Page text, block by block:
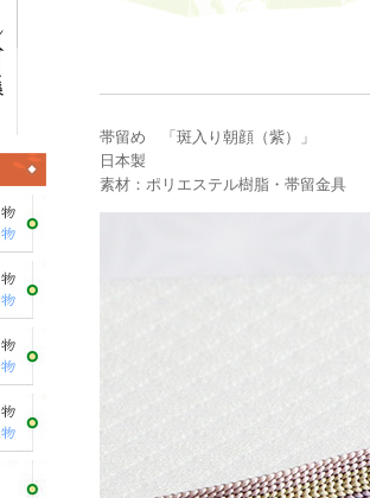
帯留め 「斑入り朝顔（紫）」
日本製
素材：ポリエステル樹脂・帯留金具